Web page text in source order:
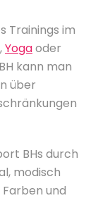
Trainings im
Yogaoder
kann man
über
BHs durch
modisch
und